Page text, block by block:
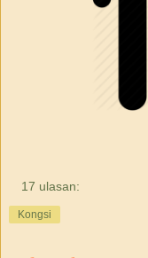
17 ulasan:
Kongsi